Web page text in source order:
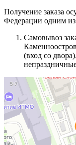
Получение заказа
Федерации одним
Самовывоз
(вход со